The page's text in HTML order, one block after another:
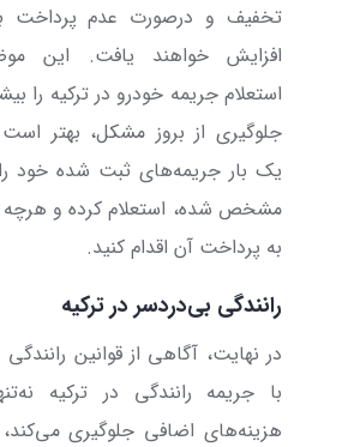
افزایش خواهند یافت. این
استعلام جریمه خودرو در ترکیه را
جلوگیری از بروز مشکل، بهتر
یک بار جریمه‌های ثبت شده خود
مشخص شده، استعلام کرده و
به پرداخت آن اقدام کنید.
رانندگی بی‌دردسر در ترکیه
در نهایت، آگاهی از قوانین
با جریمه رانندگی در ترکیه
هزینه‌های اضافی جلوگیری